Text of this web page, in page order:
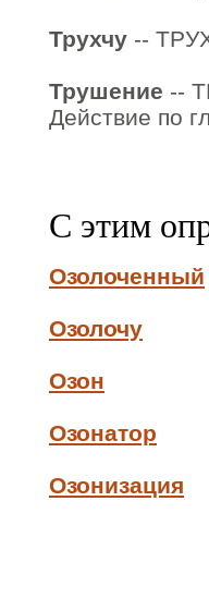
Трухчу --
Трушение --
Действие по
С этим
Озолоченный
Озолочу
Озон
Озонатор
Озонизация